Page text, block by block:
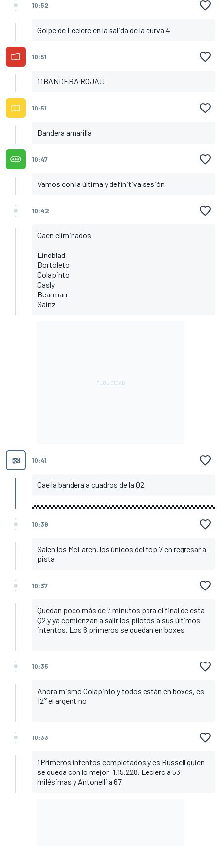
10:52
Golpe de Leclerc en la salida de la curva 4
10:51
¡¡BANDERA ROJA!!
10:51
Bandera amarilla
10:47
Vamos con la última y definitiva sesión
10:42
Caen eliminados
Lindblad
Bortoleto
Colapinto
Gasly
Bearman
Sainz
10:41
Cae la bandera a cuadros de la Q2
10:39
Salen los McLaren, los únicos del top 7 en regresar a
pista
10:37
Quedan poco más de 3 minutos para el final de esta
Q2 y ya comienzan a salir los pilotos a sus últimos
intentos. Los 6 primeros se quedan en boxes
10:35
Ahora mismo Colapinto y todos están en boxes, es
12° el argentino
10:33
¡Primeros intentos completados y es Russell quien
se queda con lo mejor! 1.15.228. Leclerc a 53
milésimas y Antonelli a 67